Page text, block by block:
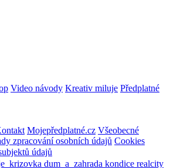
Video návody Kreativ miluje Předplatné
Mojepředplatné.cz Všeobecné
zpracování osobních údajů Cookies
údajů
dum_a_zahrada kondice realcity